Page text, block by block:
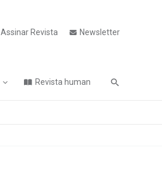
Assinar Revista Newsletter
Revista human Pesquisa